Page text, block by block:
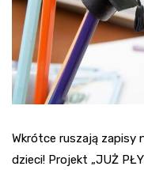
Wkrótce ruszają zapisy
dzieci! Projekt „JUŻ